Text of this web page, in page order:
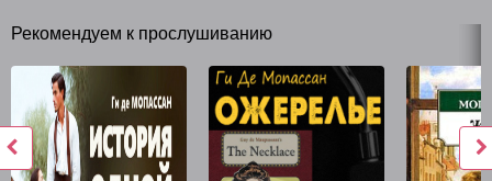
Рекомендуем к прослушиванию